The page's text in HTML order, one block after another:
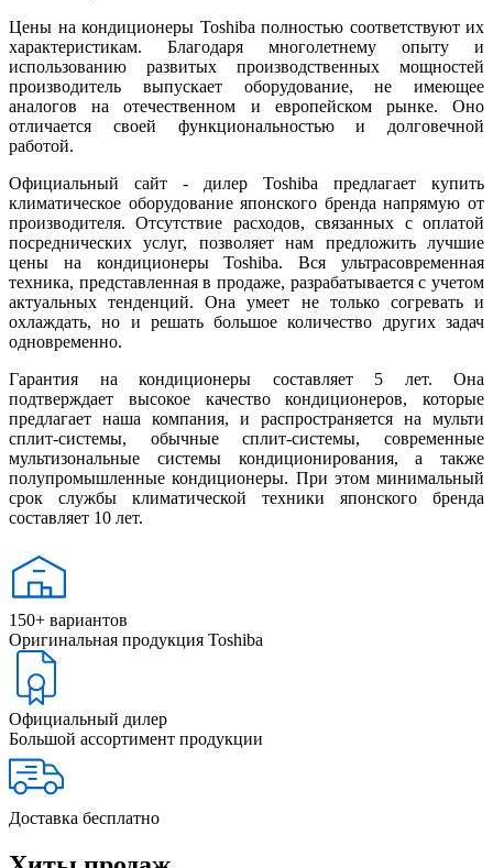
Цены на кондиционеры Toshiba полностью соответствуют их
характеристикам. Благодаря многолетнему опыту и
использованию развитых производственных мощностей
производитель выпускает оборудование, не имеющее
аналогов на отечественном и европейском рынке. Оно
отличается своей функциональностью и долговечной
работой.
Официальный сайт - дилер Toshiba предлагает купить
климатическое оборудование японского бренда напрямую от
производителя. Отсутствие расходов, связанных с оплатой
посреднических услуг, позволяет нам предложить лучшие
цены на кондиционеры Toshiba. Вся ультрасовременная
техника, представленная в продаже, разрабатывается с учетом
актуальных тенденций. Она умеет не только согревать и
охлаждать, но и решать большое количество других задач
одновременно.
Гарантия на кондиционеры составляет 5 лет. Она
подтверждает высокое качество кондиционеров, которые
предлагает наша компания, и распространяется на мульти
сплит-системы, обычные сплит-системы, современные
мультизональные системы кондиционирования, а также
полупромышленные кондиционеры. При этом минимальный
срок службы климатической техники японского бренда
составляет 10 лет.
150+ вариантов
Оригинальная продукция Toshiba
Официальный дилер
Большой ассортимент продукции
Доставка бесплатно